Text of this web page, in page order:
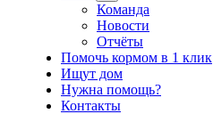
Команда
Новости
Отчёты
Помочь кормом в 1 клик
Ищут дом
Нужна помощь?
Контакты